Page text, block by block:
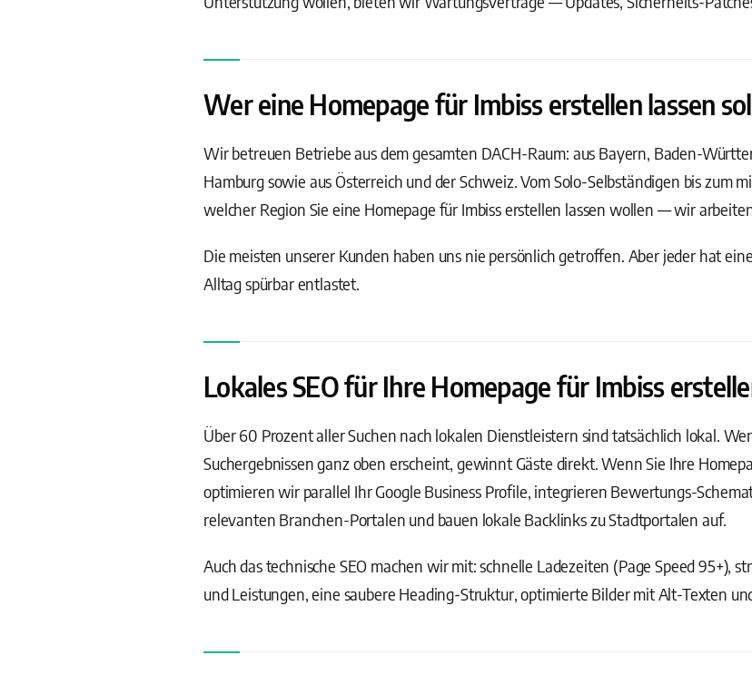
Wer eine Homepage für Imbiss erstellen lassen
Wir betreuen Betriebe aus dem gesamten DACH-Raum: aus Bayern, Baden-
Hamburg sowie aus Österreich und der Schweiz. Vom Solo-Selbständigen bis zum
welcher Region Sie eine Homepage für Imbiss erstellen lassen wollen — wir
Die meisten unserer Kunden haben uns nie persönlich getroffen. Aber jeder hat
Alltag spürbar entlastet.
Lokales SEO für Ihre Homepage für Imbiss
Über 60 Prozent aller Suchen nach lokalen Dienstleistern sind tatsächlich lokal.
Suchergebnissen ganz oben erscheint, gewinnt Gäste direkt. Wenn Sie Ihre
optimieren wir parallel Ihr Google Business Profile, integrieren Bewertungs-
relevanten Branchen-Portalen und bauen lokale Backlinks zu Stadtportalen auf.
Auch das technische SEO machen wir mit: schnelle Ladezeiten (Page Speed 95+),
und Leistungen, eine saubere Heading-Struktur, optimierte Bilder mit Alt-Texten